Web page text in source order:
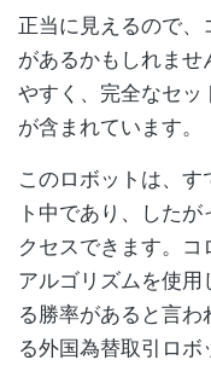
正当に見えるので
があるかもしれませ
やすく、完全なセ
が含まれています。
このロボットは、
ト中であり、した
クセスできます。コ
アルゴリズムを使用
る勝率があると言
る外国為替取引ロボ